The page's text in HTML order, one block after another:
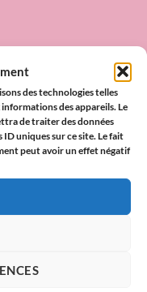
des technologies telles
des appareils. Le
de traiter des données
uniques sur ce site. Le fait
peut avoir un effet négatif
& paroles
des Fiertés en
Tote Bags Arc-en-